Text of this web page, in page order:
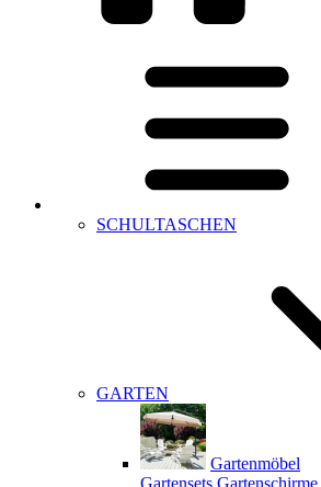
SCHULTASCHEN
GARTEN
Gartenmöbel
Gartensets Gartenschirme